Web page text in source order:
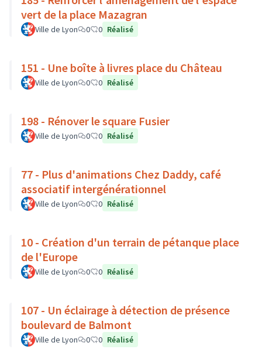
vert de la place Mazagran
Ville de Lyon 0 0 Réalisé
151 - Une boîte à livres place du Château
Ville de Lyon 0 0 Réalisé
198 - Rénover le square Fusier
Ville de Lyon 0 0 Réalisé
77 - Plus d'animations Chez Daddy, café
associatif intergénérationnel
Ville de Lyon 0 0 Réalisé
10 - Création d'un terrain de pétanque place
de l'Europe
Ville de Lyon 0 0 Réalisé
107 - Un éclairage à détection de présence
boulevard de Balmont
Ville de Lyon 0 0 Réalisé